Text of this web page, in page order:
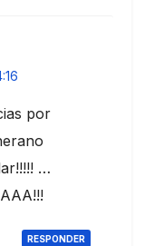
por
…
RESPONDER